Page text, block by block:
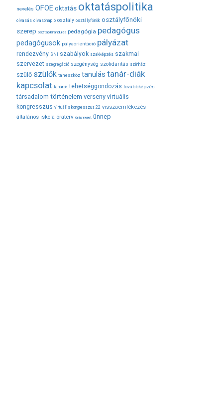
nevelés OFOE oktatás oktatáspolitika
olvasás olvasónapló osztály osztályfőnök osztályfőnöki
szerep osztálykirándulás pedagógia pedagógus
pedagógusok pályaorientáció pályázat
rendezvény SNI szabályok szakképzés szakmai
szervezet szegregáció szegénység szolidaritás színház
szülő szülők taneszköz tanulás tanár-diák
kapcsolat tanárok tehetséggondozás továbbképzés
társadalom történelem verseny virtuális
kongresszus virtuális kongresszus 22 visszaemlékezés
általános iskola óraterv önismeret ünnep